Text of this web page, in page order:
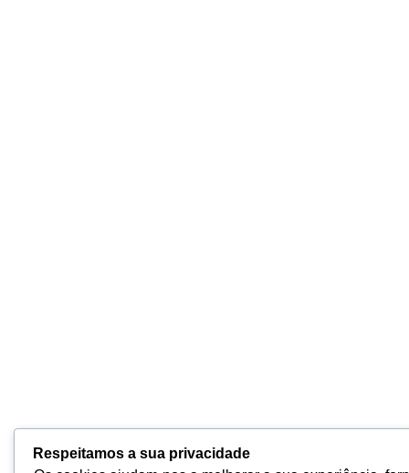
Respeitamos a sua privacidade